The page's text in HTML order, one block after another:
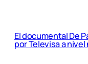
El documental De
por Televisa a nivel